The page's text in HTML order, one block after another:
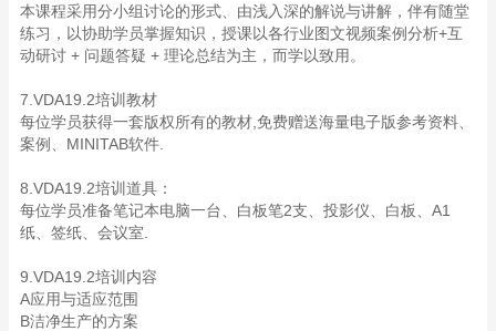
本课程采用分小组讨论的形式、由浅入深的解说与讲解，伴有随堂
练习，以协助学员掌握知识，授课以各行业图文视频案例分析+互
动研讨 + 问题答疑 + 理论总结为主，而学以致用。
7.VDA19.2培训教材
每位学员获得一套版权所有的教材,免费赠送海量电子版参考资料、
案例、MINITAB软件.
8.VDA19.2培训道具：
每位学员准备笔记本电脑一台、白板笔2支、投影仪、白板、A1
纸、签纸、会议室.
9.VDA19.2培训内容
A应用与适应范围
B洁净生产的方案